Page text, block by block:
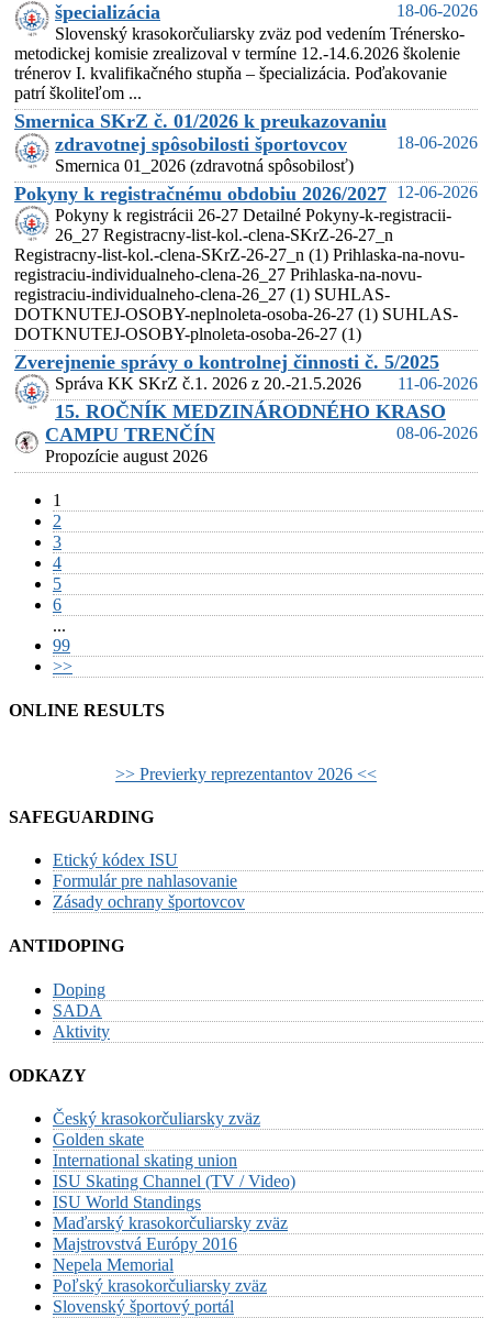
špecializácia
18-06-2026
Slovenský krasokorčuliarsky zväz pod vedením Trénersko-
metodickej komisie zrealizoval v termíne 12.-14.6.2026 školenie
trénerov I. kvalifikačného stupňa – špecializácia. Poďakovanie
patrí školiteľom ...
Smernica SKrZ č. 01/2026 k preukazovaniu
zdravotnej spôsobilosti športovcov
18-06-2026
Smernica 01_2026 (zdravotná spôsobilosť)
Pokyny k registračnému obdobiu 2026/2027 12-06-2026
Pokyny k registrácii 26-27 Detailné Pokyny-k-registracii-
26_27 Registracny-list-kol.-clena-SKrZ-26-27_n
Registracny-list-kol.-clena-SKrZ-26-27_n (1) Prihlaska-na-novu-
registraciu-individualneho-clena-26_27 Prihlaska-na-novu-
registraciu-individualneho-clena-26_27 (1) SUHLAS-
DOTKNUTEJ-OSOBY-neplnoleta-osoba-26-27 (1) SUHLAS-
DOTKNUTEJ-OSOBY-plnoleta-osoba-26-27 (1)
Zverejnenie správy o kontrolnej činnosti č. 5/2025
11-06-2026
Správa KK SKrZ č.1. 2026 z 20.-21.5.2026
15. ROČNÍK MEDZINÁRODNÉHO KRASO
CAMPU TRENČÍN
08-06-2026
Propozície august 2026
1
2
3
4
5
6
...
99
>>
ONLINE RESULTS
>> Previerky reprezentantov 2026 <<
SAFEGUARDING
Etický kódex ISU
Formulár pre nahlasovanie
Zásady ochrany športovcov
ANTIDOPING
Doping
SADA
Aktivity
ODKAZY
Český krasokorčuliarsky zväz
Golden skate
International skating union
ISU Skating Channel (TV / Video)
ISU World Standings
Maďarský krasokorčuliarsky zväz
Majstrovstvá Európy 2016
Nepela Memorial
Poľský krasokorčuliarsky zväz
Slovenský športový portál